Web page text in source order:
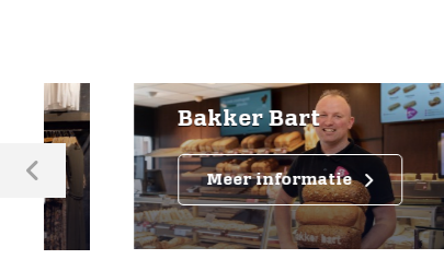
Bakker Bart
Meer informatie